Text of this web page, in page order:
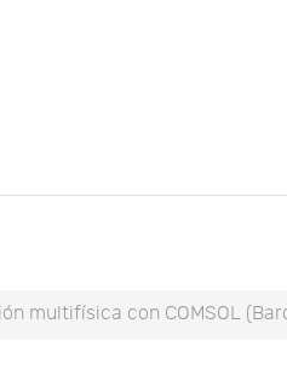
multifísica con COMSOL